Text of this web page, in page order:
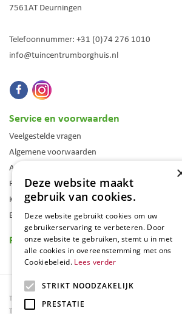
7561AT Deurningen
Telefoonnummer: +31 (0)74 276 1010
info@tuincentrumborghuis.nl
Service en voorwaarden
Veelgestelde vragen
Algemene voorwaarden
Assortiment
Folder
Klantenkaart
Blog
Reviews
Tuincentrum Borghuis
Tuinmeubels
Deze website maakt
gebruik van cookies.
Deze website gebruikt cookies om uw
gebruikerservaring te verbeteren. Door
onze website te gebruiken, stemt u in met
alle cookies in overeenstemming met ons
Cookiebeleid. Lees verder
STRIKT NOODZAKELIJK
PRESTATIE